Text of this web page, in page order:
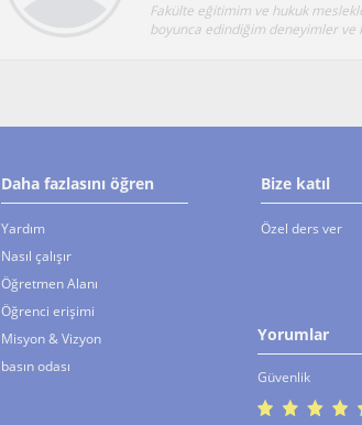
Fakülte eğitimim ve hukuk
boyunca edindiğim deneyimler ve
Daha fazlasını öğren
Yardım
Nasıl çalışır
Öğretmen Alanı
Öğrenci erişimi
Misyon & Vizyon
basın odası
Bize katıl
Özel ders ver
Yorumlar
Güvenlik